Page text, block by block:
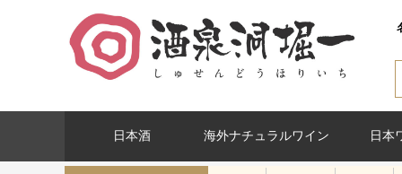
日本酒 海外ナチュラルワイン 日本